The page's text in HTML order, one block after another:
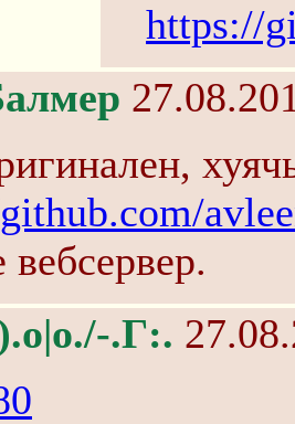
https://
вебсервер.
.Г:.